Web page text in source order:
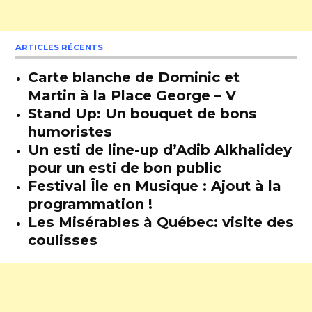
ARTICLES RÉCENTS
Carte blanche de Dominic et
Martin à la Place George – V
Stand Up: Un bouquet de bons
humoristes
Un esti de line-up d’Adib Alkhalidey
pour un esti de bon public
Festival Île en Musique : Ajout à la
programmation !
Les Misérables à Québec: visite des
coulisses